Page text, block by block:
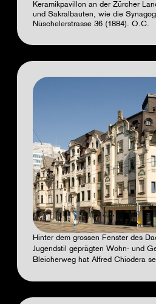
Keramikpavillon an der Zürcher
und Sakralbauten, wie die
Nüschelerstrasse 36 (1884). O.C.
Hinter dem grossen Fenster des
Jugendstil geprägten Wohn- und
Bleicherweg hat Alfred Chiodera